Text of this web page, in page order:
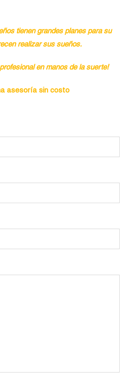
tienen grandes planes para su
realizar sus sueños.
en manos de la suerte!
asesoría sin costo